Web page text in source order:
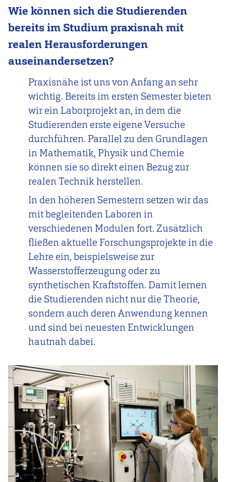
Wie können sich die Studierenden
bereits im Studium praxisnah mit
realen Herausforderungen
auseinandersetzen?
Praxisnähe ist uns von Anfang an sehr
wichtig. Bereits im ersten Semester bieten
wir ein Laborprojekt an, in dem die
Studierenden erste eigene Versuche
durchführen. Parallel zu den Grundlagen
in Mathematik, Physik und Chemie
können sie so direkt einen Bezug zur
realen Technik herstellen.
In den höheren Semestern setzen wir das
mit begleitenden Laboren in
verschiedenen Modulen fort. Zusätzlich
fließen aktuelle Forschungsprojekte in die
Lehre ein, beispielsweise zur
Wasserstofferzeugung oder zu
synthetischen Kraftstoffen. Damit lernen
die Studierenden nicht nur die Theorie,
sondern auch deren Anwendung kennen
und sind bei neuesten Entwicklungen
hautnah dabei.